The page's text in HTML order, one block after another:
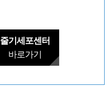
줄기세포센터
바로가기